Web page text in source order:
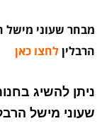
מבחר שעוני מישל
הרבליןלחצו כאן
ניתן להשיג
שעוני מישל